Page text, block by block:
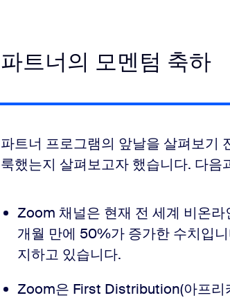
파트너의 모멘텀 축하
파트너 프로그램의 앞날을 살펴보기
룩했는지 살펴보고자 했습니다. 다음
Zoom 채널은 현재 전 세계 비온
개월 만에 50%가 증가한 수치입
지하고 있습니다.
Zoom은 First Distribution(아프리